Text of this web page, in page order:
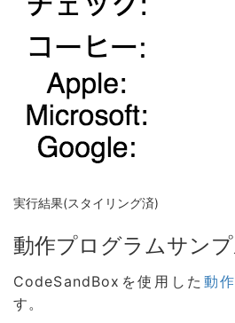
実行結果(スタイリング済)
動作プログラムサン
CodeSandBoxを使用した 動
す。